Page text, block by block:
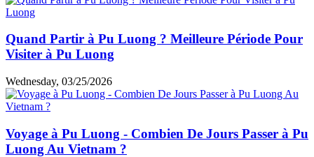
Quand Partir à Pu Luong ? Meilleure Période Pour
Visiter à Pu Luong
Wednesday, 03/25/2026
Voyage à Pu Luong - Combien De Jours Passer à Pu
Luong Au Vietnam ?